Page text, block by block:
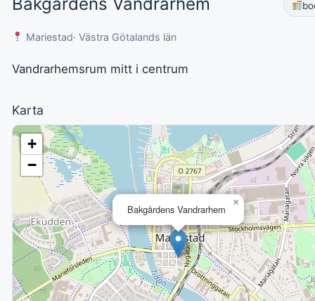
Bakgårdens Vandrarhem
Mariestad· Västra Götalands län
Vandrarhemsrum mitt i centrum
Karta
Bakgårdens Vandrarhem
×
+
−